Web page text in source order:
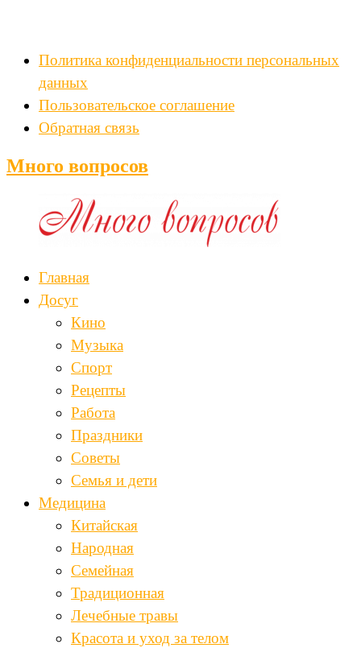
Политика конфиденциальности персональных
данных
Пользовательское соглашение
Обратная связь
Много вопросов
Главная
Досуг
Кино
Музыка
Спорт
Рецепты
Работа
Праздники
Советы
Семья и дети
Медицина
Китайская
Народная
Семейная
Традиционная
Лечебные травы
Красота и уход за телом